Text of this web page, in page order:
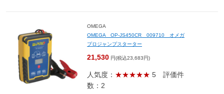
OMEGA
OMEGA OP-JS450CR 009710 オメガ
プロジャンプスターター
21,530 円(税込23,683円)
人気度： ★★★★★ 5 評価件
数：2